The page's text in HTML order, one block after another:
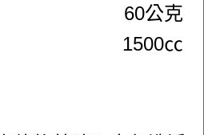
60公克
1500㏄